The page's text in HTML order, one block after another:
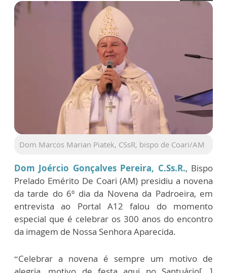
Dom Marcos Marian Piatek, CSsR, bispo de Coari/AM
Dom Joércio Gonçalves Pereira, C.Ss.R., Bispo
Prelado Emérito De Coari (AM) presidiu a novena
da tarde do 6º dia da Novena da Padroeira, em
entrevista ao Portal A12 falou do momento
especial que é celebrar os 300 anos do encontro
da imagem de Nossa Senhora Aparecida.
“Celebrar a novena é sempre um motivo de